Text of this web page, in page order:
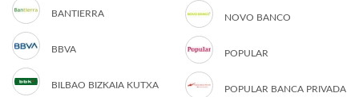
BANTIERRA
BBVA
BILBAO BIZKAIA KUTXA
NOVO BANCO
POPULAR
POPULAR BANCA PRIVADA